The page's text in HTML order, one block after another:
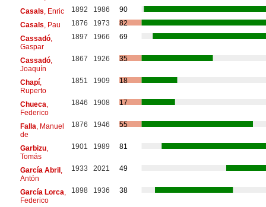
Casals , Enric 1892 1986
90
Casals , Pau 1876 1973
82
Cassadó,
Gaspar
1897 1966 69
Cassadó,
Joaquín
1867 1926 35
Chapí,
Ruperto
1851 1909 18
Chueca
Federico
1846 1908 17
Falla , Manuel
de
1876 1946 55
Garbizu,
Tomás
1901 1989 81
García Abril,
Antón
1933 2021 49
García Lorca
Federico
1898 1936 38